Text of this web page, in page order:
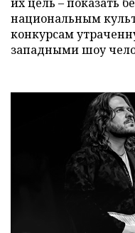
национальным
конкурсам
западными шоу